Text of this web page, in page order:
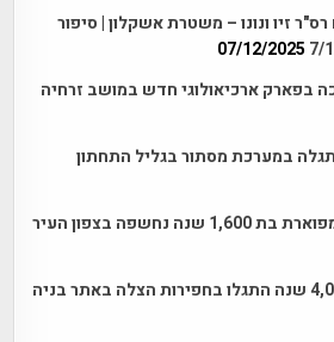
זיו ונונו – משטרת אשקלון | סיפור
07/12/2025
בפארק ארכיאולוגי חדש במושב זרחיה
במערכת מסתור בגליל התחתון
שרידי אחוזה שומרונית מפוארת בת 1,600 שנה נחשפה בצפון העיר
פתילות קדומות בנות 4,000 שנה התגלו בחפירות הצלה באתר בניה